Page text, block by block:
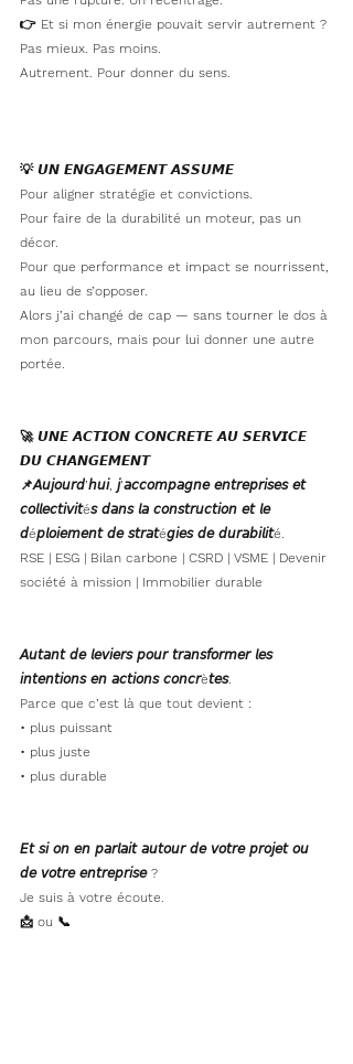
👉 Et si mon énergie pouvait servir autrement ?
Pas mieux. Pas moins.
Autrement. Pour donner du sens.
💡 𝙐𝙉 𝙀𝙉𝙂𝘼𝙂𝙀𝙈𝙀𝙉𝙏 𝘼𝙎𝙎𝙐𝙈𝙀
Pour aligner stratégie et convictions.
Pour faire de la durabilité un moteur, pas un
décor.
Pour que performance et impact se nourrissent,
au lieu de s’opposer.
Alors j’ai changé de cap — sans tourner le dos à
mon parcours, mais pour lui donner une autre
portée.
🚀 𝙐𝙉𝙀 𝘼𝘾𝙏𝙄𝙊𝙉 𝘾𝙊𝙉𝘾𝙍𝙀𝙏𝙀 𝘼𝙐 𝙎𝙀𝙍𝙑𝙄𝘾𝙀
𝘿𝙐 𝘾𝙃𝘼𝙉𝙂𝙀𝙈𝙀𝙉𝙏
📌𝘈𝘶𝘫𝘰𝘶𝘳𝘥’𝘩𝘶𝘪, 𝘫’𝘢𝘤𝘤𝘰𝘮𝘱𝘢𝘨𝘯𝘦 𝘦𝘯𝘵𝘳𝘦𝘱𝘳𝘪𝘴𝘦𝘴 𝘦𝘵
𝘤𝘰𝘭𝘭𝘦𝘤𝘵𝘪𝘷𝘪𝘵é𝘴 𝘥𝘢𝘯𝘴 𝘭𝘢 𝘤𝘰𝘯𝘴𝘵𝘳𝘶𝘤𝘵𝘪𝘰𝘯 𝘦𝘵 𝘭𝘦
𝘥é𝘱𝘭𝘰𝘪𝘦𝘮𝘦𝘯𝘵 𝘥𝘦 𝘴𝘵𝘳𝘢𝘵é𝘨𝘪𝘦𝘴 𝘥𝘦 𝘥𝘶𝘳𝘢𝘣𝘪𝘭𝘪𝘵é.
RSE | ESG | Bilan carbone | CSRD | VSME | Devenir
société à mission | Immobilier durable
𝘈𝘶𝘵𝘢𝘯𝘵 𝘥𝘦 𝘭𝘦𝘷𝘪𝘦𝘳𝘴 𝘱𝘰𝘶𝘳 𝘵𝘳𝘢𝘯𝘴𝘧𝘰𝘳𝘮𝘦𝘳 𝘭𝘦𝘴
𝘪𝘯𝘵𝘦𝘯𝘵𝘪𝘰𝘯𝘴 𝘦𝘯 𝘢𝘤𝘵𝘪𝘰𝘯𝘴 𝘤𝘰𝘯𝘤𝘳è𝘵𝘦𝘴.
Parce que c’est là que tout devient :
• plus puissant
• plus juste
• plus durable
𝘌𝘵 𝘴𝘪 𝘰𝘯 𝘦𝘯 𝘱𝘢𝘳𝘭𝘢𝘪𝘵 𝘢𝘶𝘵𝘰𝘶𝘳 𝘥𝘦 𝘷𝘰𝘵𝘳𝘦 𝘱𝘳𝘰𝘫𝘦𝘵 𝘰𝘶
𝘥𝘦 𝘷𝘰𝘵𝘳𝘦 𝘦𝘯𝘵𝘳𝘦𝘱𝘳𝘪𝘴𝘦 ?
Je suis à votre écoute.
📩 ou 📞